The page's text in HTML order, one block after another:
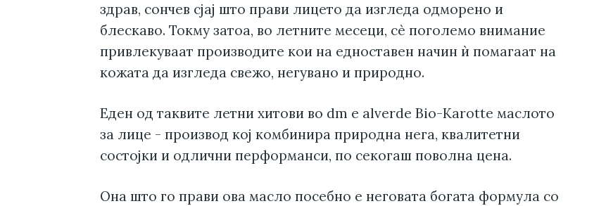
здрав, сончев сјај што прави лицето да изгледа одморено и
блескаво. Токму затоа, во летните месеци, сè поголемо внимание
привлекуваат производите кои на едноставен начин ѝ помагаат на
кожата да изгледа свежо, негувано и природно.
Еден од таквите летни хитови во dm е alverde Bio-Karotte маслото
за лице - производ кој комбинира природна нега, квалитетни
состојки и одлични перформанси, по секогаш поволна цена.
Она што го прави ова масло посебно е неговата богата формула со